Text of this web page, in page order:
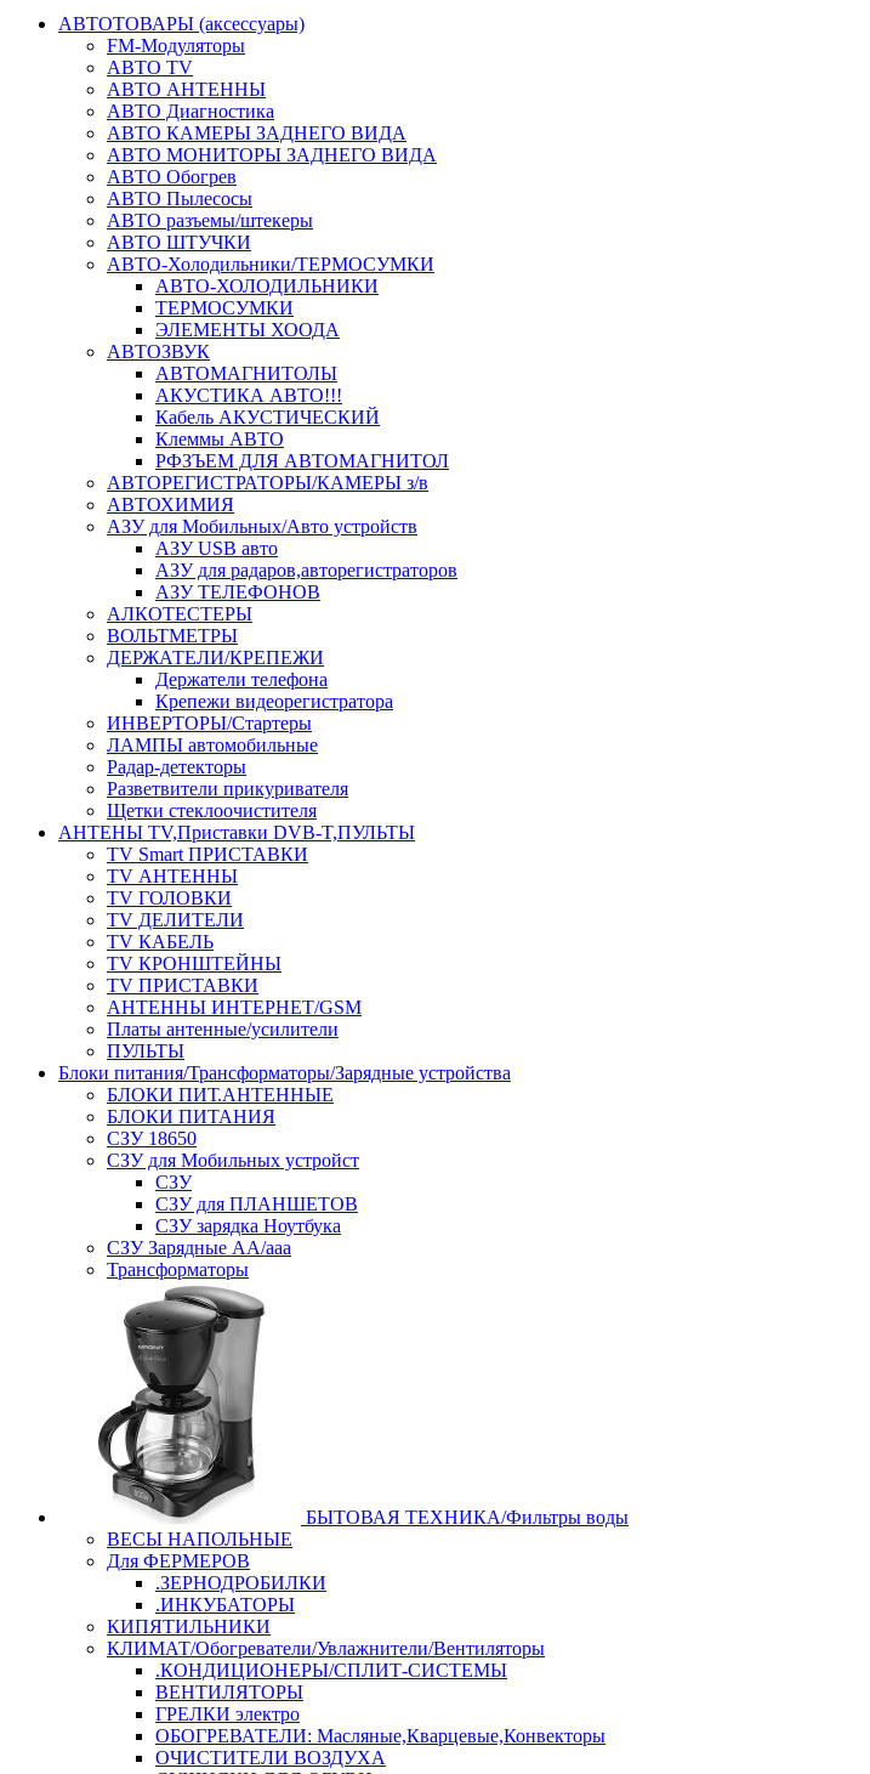
АВТОТОВАРЫ (аксессуары)
FM-Модуляторы
АВТО TV
АВТО АНТЕННЫ
АВТО Диагностика
АВТО КАМЕРЫ ЗАДНЕГО ВИДА
АВТО МОНИТОРЫ ЗАДНЕГО ВИДА
АВТО Обогрев
АВТО Пылесосы
АВТО разъемы/штекеры
АВТО ШТУЧКИ
АВТО-Холодильники/ТЕРМОСУМКИ
АВТО-ХОЛОДИЛЬНИКИ
ТЕРМОСУМКИ
ЭЛЕМЕНТЫ ХООДА
АВТОЗВУК
АВТОМАГНИТОЛЫ
АКУСТИКА АВТО!!!
Кабель АКУСТИЧЕСКИЙ
Клеммы АВТО
РФЗЪЕМ ДЛЯ АВТОМАГНИТОЛ
АВТОРЕГИСТРАТОРЫ/КАМЕРЫ з/в
АВТОХИМИЯ
АЗУ для Мобильных/Авто устройств
АЗУ USB авто
АЗУ для радаров,авторегистраторов
АЗУ ТЕЛЕФОНОВ
АЛКОТЕСТЕРЫ
ВОЛЬТМЕТРЫ
ДЕРЖАТЕЛИ/КРЕПЕЖИ
Держатели телефона
Крепежи видеорегистратора
ИНВЕРТОРЫ/Стартеры
ЛАМПЫ автомобильные
Радар-детекторы
Разветвители прикуривателя
Щетки стеклоочистителя
АНТЕНЫ ТV,Приставки DVB-T,ПУЛЬТЫ
TV Smart ПРИСТАВКИ
TV АНТЕННЫ
TV ГОЛОВКИ
TV ДЕЛИТЕЛИ
TV КАБЕЛЬ
TV КРОНШТЕЙНЫ
TV ПРИСТАВКИ
АНТЕННЫ ИНТЕРНЕТ/GSM
Платы антенные/усилители
ПУЛЬТЫ
Блоки питания/Трансформаторы/Зарядные устройства
БЛОКИ ПИТ.АНТЕННЫЕ
БЛОКИ ПИТАНИЯ
СЗУ 18650
СЗУ для Мобильных устройст
СЗУ
СЗУ для ПЛАНШЕТОВ
СЗУ зарядка Ноутбука
СЗУ Зарядные АА/ааа
Трансформаторы
БЫТОВАЯ ТЕХНИКА/Фильтры воды
ВЕСЫ НАПОЛЬНЫЕ
Для ФЕРМЕРОВ
.ЗЕРНОДРОБИЛКИ
.ИНКУБАТОРЫ
КИПЯТИЛЬНИКИ
КЛИМАТ/Обогреватели/Увлажнители/Вентиляторы
.КОНДИЦИОНЕРЫ/СПЛИТ-СИСТЕМЫ
ВЕНТИЛЯТОРЫ
ГРЕЛКИ электро
ОБОГРЕВАТЕЛИ: Масляные,Кварцевые,Конвекторы
ОЧИСТИТЕЛИ ВОЗДУХА